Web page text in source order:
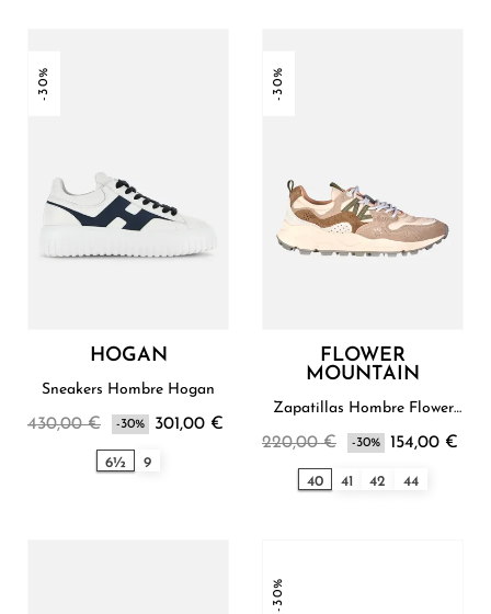
-30%
HOGAN
Sneakers Hombre Hogan
430,00 € -30% 301,00 €
6½ 9
-30%
FLOWER
MOUNTAIN
Zapatillas Hombre Flower
220,00 € -30% 154,00 €
40 41 42 44
-30%